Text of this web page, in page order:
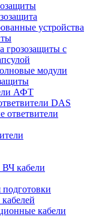
устройства
грозозащиты с
модули
АФТ
DAS
ответвители
кабели
кабели